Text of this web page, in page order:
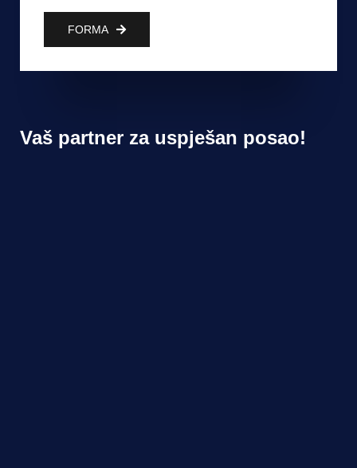
FORMA
Vaš partner za uspješan posao!